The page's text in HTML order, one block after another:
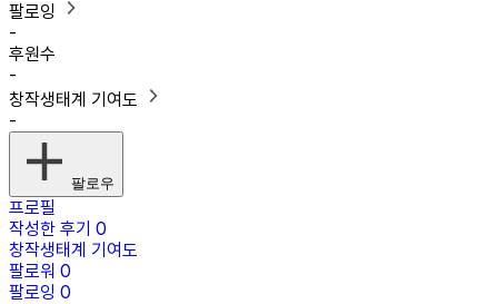
팔로잉
-
후원수
-
창작생태계 기여도
-
팔로우
프로필
작성한 후기 0
창작생태계 기여도
팔로워 0
팔로잉 0